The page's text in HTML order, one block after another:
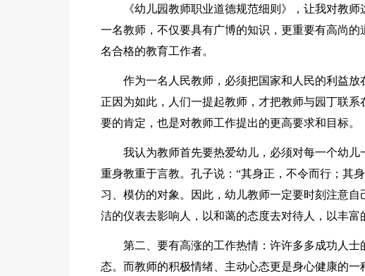
《幼儿园教师职业道德规范细则》，让我对教
一名教师，不仅要具有广博的知识，更重要有高尚
名合格的教育工作者。
作为一名人民教师，必须把国家和人民的利益放
正因为如此，人们一提起教师，才把教师与园丁联
要的肯定，也是对教师工作提出的更高要求和目标。
我认为教师首先要热爱幼儿，必须对每一个幼
重身教重于言教。孔子说：“其身正，不令而行；其
习、模仿的对象。因此，幼儿教师一定要时刻注意
洁的仪表去影响人，以和蔼的态度去对待人，以丰富
第二、要有高涨的工作热情：许许多多成功人
态。而教师的积极情绪、主动心态更是身心健康的一